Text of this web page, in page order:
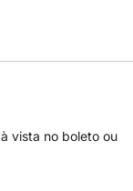
à vista no boleto ou